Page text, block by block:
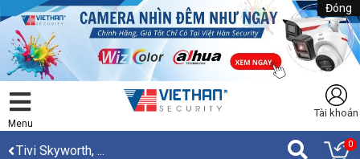
Đóng
Menu
Tài khoản
Tivi Skyworth, ... 0